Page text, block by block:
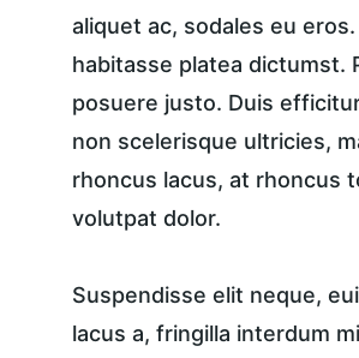
aliquet ac, sodales eu
habitasse platea dictumst.
posuere justo. Duis
non scelerisque ultricies,
rhoncus lacus, at rhoncus
volutpat dolor.
Suspendisse elit neque,
lacus a, fringilla interdum